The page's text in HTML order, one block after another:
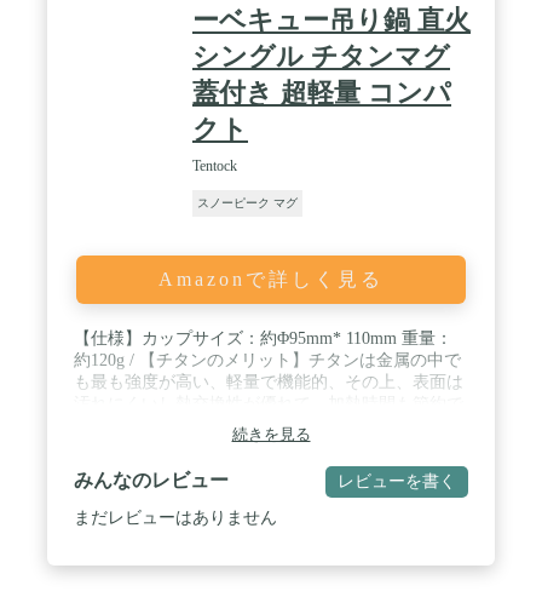
ーベキュー吊り鍋 直火
シングル チタンマグ
蓋付き 超軽量 コンパ
クト
Tentock
スノーピーク マグ
Amazonで詳しく見る
【仕様】カップサイズ：約Φ95mm* 110mm 重量：
約120g / 【チタンのメリット】チタンは金属の中で
も最も強度が高い、軽量で機能的、その上、表面は
きます / 【吊り下げ式】 吊り下げハンドル付きで、
このカップはポットとして直火/調理/汤を沸かす、
川から水を汲むために使用できます。 / 【内側には
目盛り付き】これにより計量カップとして使用する
ことや、湯沸かし時に必要な分だけ沸かすことがで
続きを見る
みんなのレビュー レビューを書く
まだレビューはありません